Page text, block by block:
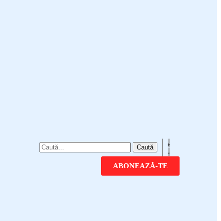
ABONEAZĂ-TE